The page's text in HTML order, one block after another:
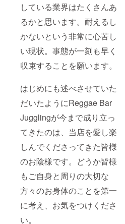
している業界はたくさんあ
るかと思います。耐えるし
かないという非常に心苦し
い現状。事態が一刻も早く
収束することを願います。
はじめにも述べさせていた
だいたようにReggae Bar
Jugglingが今まで成り立っ
てきたのは、当店を愛し楽
しんでくださってきた皆様
のお陰様です。どうか皆様
もご自身と周りの大切な
方々のお身体のことを第一
に考え、お気をつけくださ
い。